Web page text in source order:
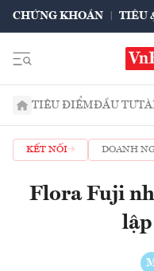
CHỨNG KHOÁN TIÊU
TIÊU ĐIỂMĐẦU TƯ
KẾT NỐI DOANH
Flora Fuji